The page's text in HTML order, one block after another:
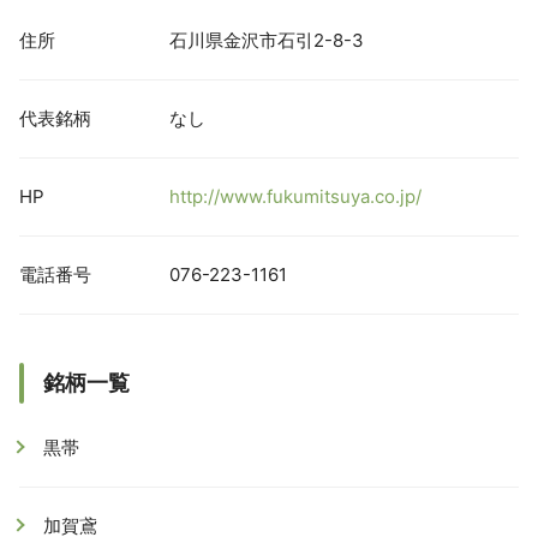
住所 石川県金沢市石引2-8-3
代表銘柄 なし
HP http://www.fukumitsuya.co.jp/
電話番号 076-223-1161
銘柄一覧
黒帯
加賀鳶